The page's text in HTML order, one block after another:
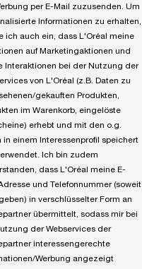
per E-Mail zuzusenden. Um
Informationen zu erhalten,
ich auch ein, dass L'Oréal meine
auf Marketingaktionen und
Interaktionen bei der Nutzung der
von L'Oréal (z.B. Daten zu
gekauften Produkten,
im Warenkorb, eingelöste
erhebt und mit den o.g.
in einem Interessenprofil speichert
Ich bin zudem
dass L'Oréal meine E-
und Telefonnummer (soweit
in verschlüsselter Form an
übermittelt, sodass mir bei
der Webservices der
interessengerechte
Werbung angezeigt